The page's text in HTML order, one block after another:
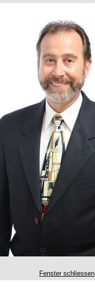
Fenster schliessen